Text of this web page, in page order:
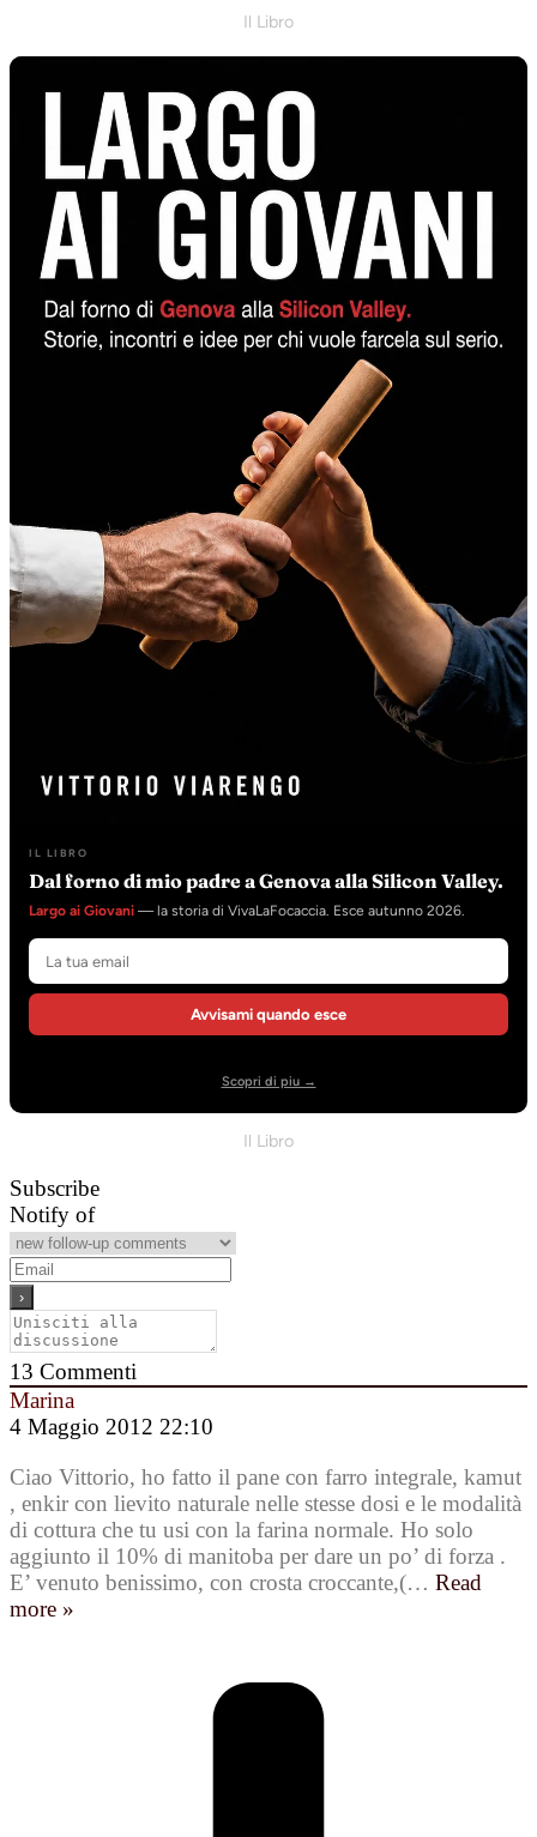
Il Libro
IL LIBRO
Dal forno di mio padre a Genova alla Silicon Valley.
Largo ai Giovani — la storia di VivaLaFocaccia. Esce autunno 2026.
Avvisami quando esce
Scopri di piu →
Il Libro
Subscribe
Notify of
13 Commenti
Marina
4 Maggio 2012 22:10
Ciao Vittorio, ho fatto il pane con farro integrale, kamut
, enkir con lievito naturale nelle stesse dosi e le modalità
di cottura che tu usi con la farina normale. Ho solo
aggiunto il 10% di manitoba per dare un po’ di forza .
E’ venuto benissimo, con crosta croccante,(… Read
more »